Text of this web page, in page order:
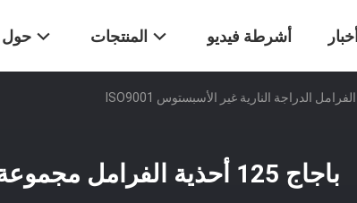
حول المنتجات أشرطة فيديو أخبار
باجاج 125 أحذية الفرامل